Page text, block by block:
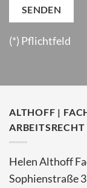
(*) Pflichtfeld
ALTHOFF |
ARBEITSRECHT
Helen Althoff
Sophienstraße 3